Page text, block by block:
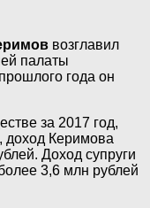
возглавил
палаты
года он
за 2017 год,
доход Керимова
Доход супруги
3,6 млн рублей